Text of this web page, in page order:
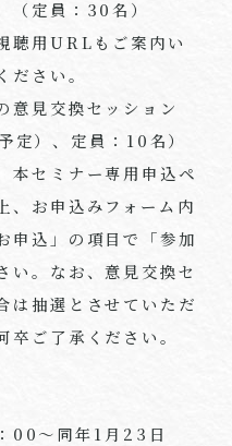
（定員：30名）
聴用URLもご案内い
さい。
意見交換セッション
）、定員：10名）
本セミナー専用申込ペ
、お申込みフォーム内
申込」の項目で「参加
い。なお、意見交換セ
は抽選とさせていただ
卒ご了承ください。
00～同年1月23日